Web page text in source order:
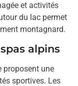
et activités
du lac permet
montagnard.
alpins
proposent une
sportives. Les